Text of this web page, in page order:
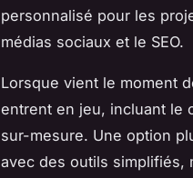
personnalisé pour les
médias sociaux et le SEO.
Lorsque vient le moment
entrent en jeu, incluant le
sur-mesure. Une option
avec des outils simplifiés,